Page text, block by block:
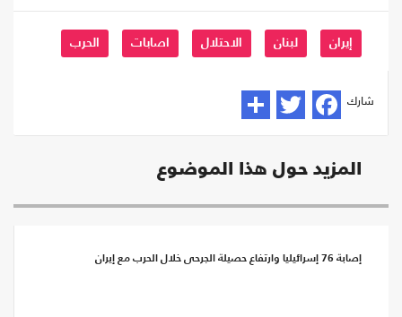
إيران لبنان الاحتلال اصابات الحرب
شارك
المزيد حول هذا الموضوع
إصابة 76 إسرائيليا وارتفاع حصيلة الجرحى خلال الحرب مع إيران